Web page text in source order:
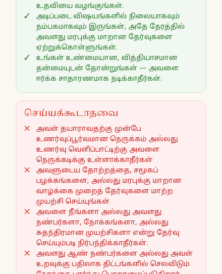
உதவியை வழங்குங்கள்.
அடிப்படை விஷயங்களில் நிலையாகவும்
நம்பகமாகவும் இருங்கள், அதே நேரத்தில்
அவளது மரபுக்கு மாறான தேர்வுகளை
ஏற்றுக்கொள்ளுங்கள்.
உங்கள் உண்மையான, வித்தியாசமான
தன்மையுடன் தோன்றுங்கள் — அவளை
ஈர்க்க சாதாரணமாக நடிக்காதீர்கள்.
செய்யக்கூடாதவை
அவள் தயாராவதற்கு முன்பே
உணர்வுப்பூர்வமான நெருக்கம் அல்லது
உணர்வு வெளிப்பாட்டிற்கு அவளை
நெருக்கடிக்கு உள்ளாக்காதீர்கள்
அவளுடைய தோற்றத்தை, சமூகப்
பழக்கங்களை, அல்லது மரபுக்கு மாறான
வாழ்க்கை முறைத் தேர்வுகளை மாற்ற
முயற்சி செய்யுங்கள்
அவளை நீங்களா அல்லது அவளது
நண்பர்களா, நோக்கங்களா, அல்லது
சுதந்திரமான முயற்சிகளா என்று தேர்வு
செய்யும்படி நிர்பந்திக்காதீர்கள்.
அவளது ஆண் நண்பர்களை அல்லது அவள்
உறவுக்கு பதிலாக திட்டங்களில் செலவிடும்